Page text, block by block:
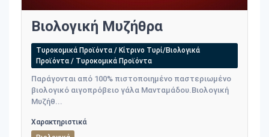
Βιολογική Mυζήθρα
Τυροκομικά Προϊόντα / Κίτρινο Τυρί/Βιολογικά
Προϊόντα / Τυροκομικά Προϊόντα
Παράγονται από 100% πιστοποιημένο παστεριωμένο
βιολογικό αιγοπρόβειο γάλα Μανταμάδου.Βιολογική
Mυζήθ...
Χαρακτηριστικά